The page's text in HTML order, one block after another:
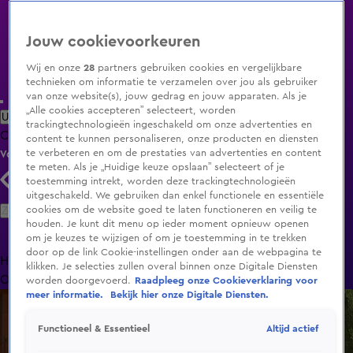
Uitzending Gemist Populaire programma's Zenders Genres
ClipsFilmsRadioSmart TV inlogShop
Volg KIJK
Zoeken
HomeUitzending Gemist Programma's De Bondgenoten
OranjezomerLivestreamsShop
Jouw cookievoorkeuren
Wij en onze28 partners gebruiken cookies en vergelijkbare
technieken om informatie te verzamelen over jou als gebruiker
van onze website(s), jouw gedrag en jouw apparaten. Als je
„Alle cookies accepteren” selecteert, worden
trackingtechnologieën ingeschakeld om onze advertenties en
content te kunnen personaliseren, onze producten en diensten
te verbeteren en om de prestaties van advertenties en content
te meten. Als je „Huidige keuze opslaan” selecteert of je
toestemming intrekt, worden deze trackingtechnologieën
uitgeschakeld. We gebruiken dan enkel functionele en essentiële
cookies om de website goed te laten functioneren en veilig te
houden. Je kunt dit menu op ieder moment opnieuw openen
om je keuzes te wijzigen of om je toestemming in te trekken
door op de link Cookie-instellingen onder aan de webpagina te
klikken. Je selecties zullen overal binnen onze Digitale Diensten
worden doorgevoerd.
Raadpleeg onze Cookieverklaring voor
meer informatie.
Bekijk hier onze Digitale Diensten.
Functioneel & Essentieel Altijd actief